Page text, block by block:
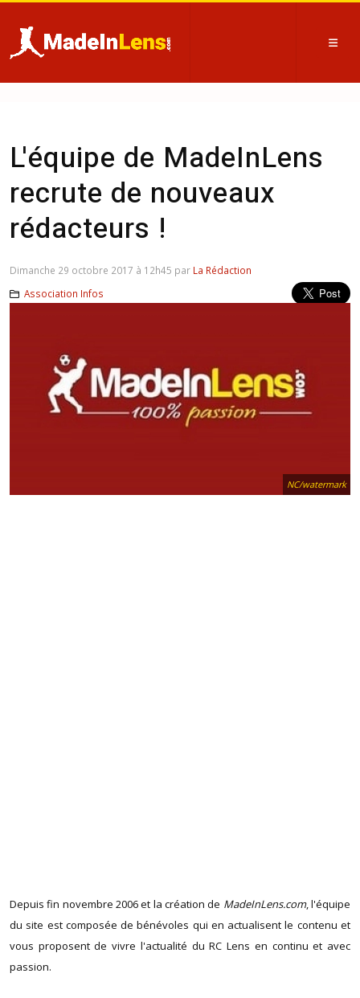
L'équipe de MadeInLens
recrute de nouveaux
rédacteurs !
NC/watermark
Depuis fin novembre 2006 et la création de MadeInLens.com, l'équipe
du site est composée de bénévoles qui en actualisent le contenu et
vous proposent de vivre l'actualité du RC Lens en continu et avec
passion.
Dimanche 29 octobre 2017 à 12h45 par La Rédaction
Association Infos